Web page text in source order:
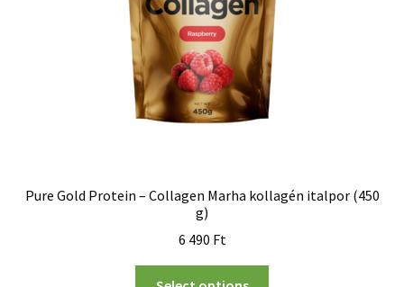
Pure Gold Protein – Collagen Marha kollagén italpor (450
g)
6 490 Ft